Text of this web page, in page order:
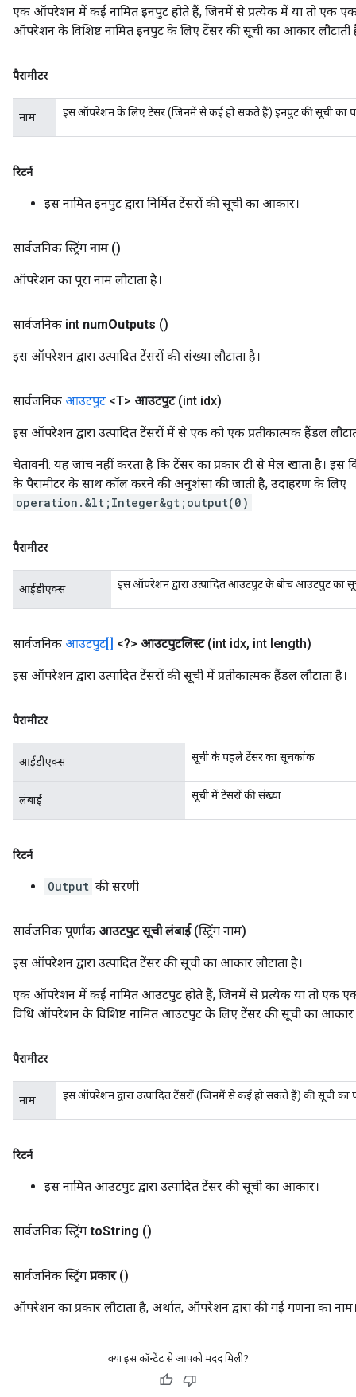
एक ऑपरेशन में कई नामित इनपुट होते हैं, जिनमें से प्रत्येक में या तो एक
ऑपरेशन के विशिष्ट नामित इनपुट के लिए टेंसर की सूची का आकार लौटाती
पैरामीटर
नाम इस ऑपरेशन के लिए टेंसर (जिनमें से कई हो सकते हैं) इनपुट की सूची का
रिटर्न
इस नामित इनपुट द्वारा निर्मित टेंसरों की सूची का आकार।
सार्वजनिक स्ट्रिंग नाम ()
ऑपरेशन का पूरा नाम लौटाता है।
सार्वजनिक int numOutputs ()
इस ऑपरेशन द्वारा उत्पादित टेंसरों की संख्या लौटाता है।
सार्वजनिक आउटपुट <T> आउटपुट (int idx)
इस ऑपरेशन द्वारा उत्पादित टेंसरों में से एक को एक प्रतीकात्मक हैंडल
चेतावनी: यह जांच नहीं करता है कि टेंसर का प्रकार टी से मेल खाता है। इस
के पैरामीटर के साथ कॉल करने की अनुशंसा की जाती है, उदाहरण के लिए
operation.&lt;Integer&gt;output(0)
पैरामीटर
आईडीएक्स इस ऑपरेशन द्वारा उत्पादित आउटपुट के बीच आउटपुट का
सार्वजनिक आउटपुट[] <?> आउटपुटलिस्ट (int idx, int length)
इस ऑपरेशन द्वारा उत्पादित टेंसरों की सूची में प्रतीकात्मक हैंडल लौटाता है।
पैरामीटर
आईडीएक्स सूची के पहले टेंसर का सूचकांक
लंबाई सूची में टेंसरों की संख्या
रिटर्न
Output की सरणी
सार्वजनिक पूर्णांक आउटपुट सूची लंबाई (स्ट्रिंग नाम)
इस ऑपरेशन द्वारा उत्पादित टेंसर की सूची का आकार लौटाता है।
एक ऑपरेशन में कई नामित आउटपुट होते हैं, जिनमें से प्रत्येक या तो एक
विधि ऑपरेशन के विशिष्ट नामित आउटपुट के लिए टेंसर की सूची का आकार
पैरामीटर
नाम इस ऑपरेशन द्वारा उत्पादित टेंसरों (जिनमें से कई हो सकते हैं) की सूची का
रिटर्न
इस नामित आउटपुट द्वारा उत्पादित टेंसर की सूची का आकार।
सार्वजनिक स्ट्रिंग toString ()
सार्वजनिक स्ट्रिंग प्रकार ()
ऑपरेशन का प्रकार लौटाता है, अर्थात, ऑपरेशन द्वारा की गई गणना का
क्या इस कॉन्टेंट से आपको मदद मिली?